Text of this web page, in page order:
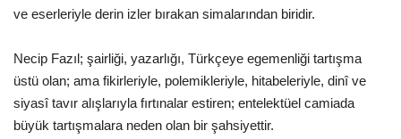
Ekonomi
Galeriler
Siyaset
ve eserleriyle derin izler bırakan simalarından biridir.
Necip Fazıl; şairliği, yazarlığı, Türkçeye egemenliği tartışma
üstü olan; ama fikirleriyle, polemikleriyle, hitabeleriyle, dinî ve
siyasî tavır alışlarıyla fırtınalar estiren; entelektüel camiada
büyük tartışmalara neden olan bir şahsiyettir.